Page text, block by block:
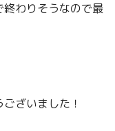
終わりそうなので最
ざいました！